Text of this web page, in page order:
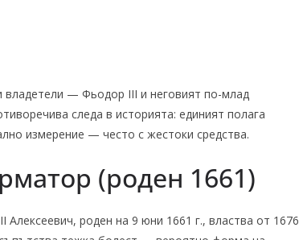
владетели — Фьодор III и неговият по-млад
следа в историята: единият полага
измерение — често с жестоки средства.
(роден 1661)
Алексеевич, роден на 9 юни 1661 г., властва от 1676